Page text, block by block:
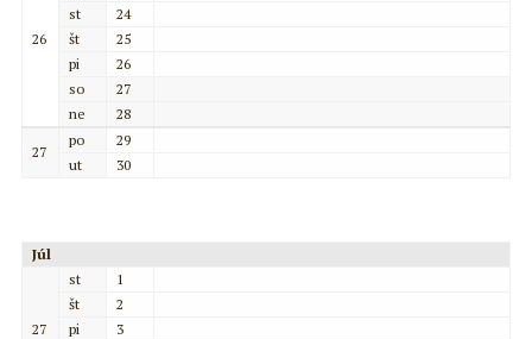
26
st
24
št
25
pi
26
so
27
ne
28
27
po
29
ut
30
Júl
27
st
1
št
2
pi
3